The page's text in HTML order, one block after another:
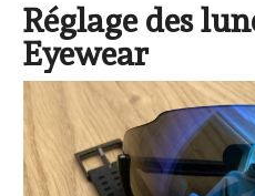
Réglage des
Eyewear